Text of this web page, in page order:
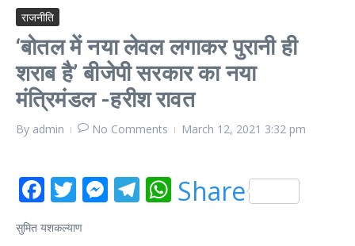
राजनीति
‘बोतल में नया लेवल लगाकर पुरानी ही
शराब है’ बीजेपी सरकार का नया
मंत्रिमंडल -हरीश रावत
By admin No Comments March 12, 2021 3:32 pm
Facebook
Twitter
Messenger
Telegram
WhatsApp
Share
सुमित यशकल्याण